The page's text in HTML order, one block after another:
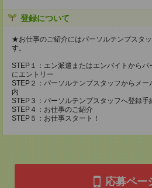
登録について
★お仕事のご紹介にはパーソルテンプスタ
す。
STEP１：エン派遣またはエンバイトから
にエントリー
STEP２：パーソルテンプスタッフからメ
内
STEP３：パーソルテンプスタッフへ登録手
STEP４：お仕事のご紹介
STEP５：お仕事スタート！
応募ペー